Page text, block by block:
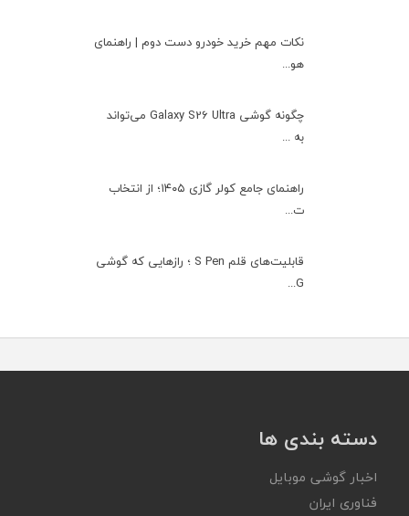
نکات مهم خرید خودرو دست دوم | راهنمای
هو...
چگونه گوشی Galaxy S26 Ultra می‌تواند
به ...
راهنمای جامع کولر گازی ۱۴۰۵؛ از انتخاب
ت...
قابلیت‌های قلم S Pen ؛ رازهایی که گوشی
G...
دسته بندی ها
اخبار گوشی موبایل
فناوری ایران